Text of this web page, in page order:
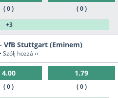
( 0 )
( 0 )
+3
VfB Stuttgart (Eminem)
Szólj hozzá ››
4.00
( 0 )
1.79
( 0 )